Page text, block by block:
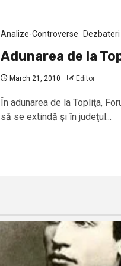
Analize-Controverse Dezbateri
Adunarea de la
March 21, 2010 Editor
În adunarea de la Topliţa,
să se extindă şi în judeţul...